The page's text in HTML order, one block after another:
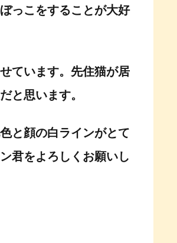
っこをすることが大好
ています。先住猫が居
と思います。
と顔の白ラインがとて
君をよろしくお願いし